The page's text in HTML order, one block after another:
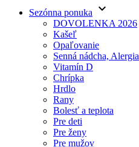
Sezónna ponuka keyboard_arrow_down
DOVOLENKA 2026
Kašeľ
Opaľovanie
Senná nádcha, Alergia
Vitamín D
Chrípka
Hrdlo
Rany
Bolesť a teplota
Pre deti
Pre ženy
Pre mužov